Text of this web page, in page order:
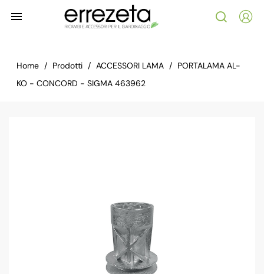

Home Prodotti ACCESSORI LAMA
PORTALAMA AL-
KO - CONCORD - SIGMA 463962